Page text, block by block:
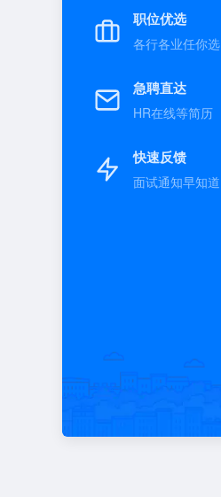
职位优选
各行各业任你选
急聘直达
HR在线等简历
快速反馈
面试通知早知道